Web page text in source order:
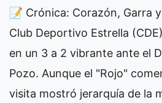
📝 Crónica: Corazón, Garra
Club Deportivo Estrella
en un 3 a 2 vibrante ante el
Pozo. Aunque el "Rojo"
visita mostró jerarquía de la